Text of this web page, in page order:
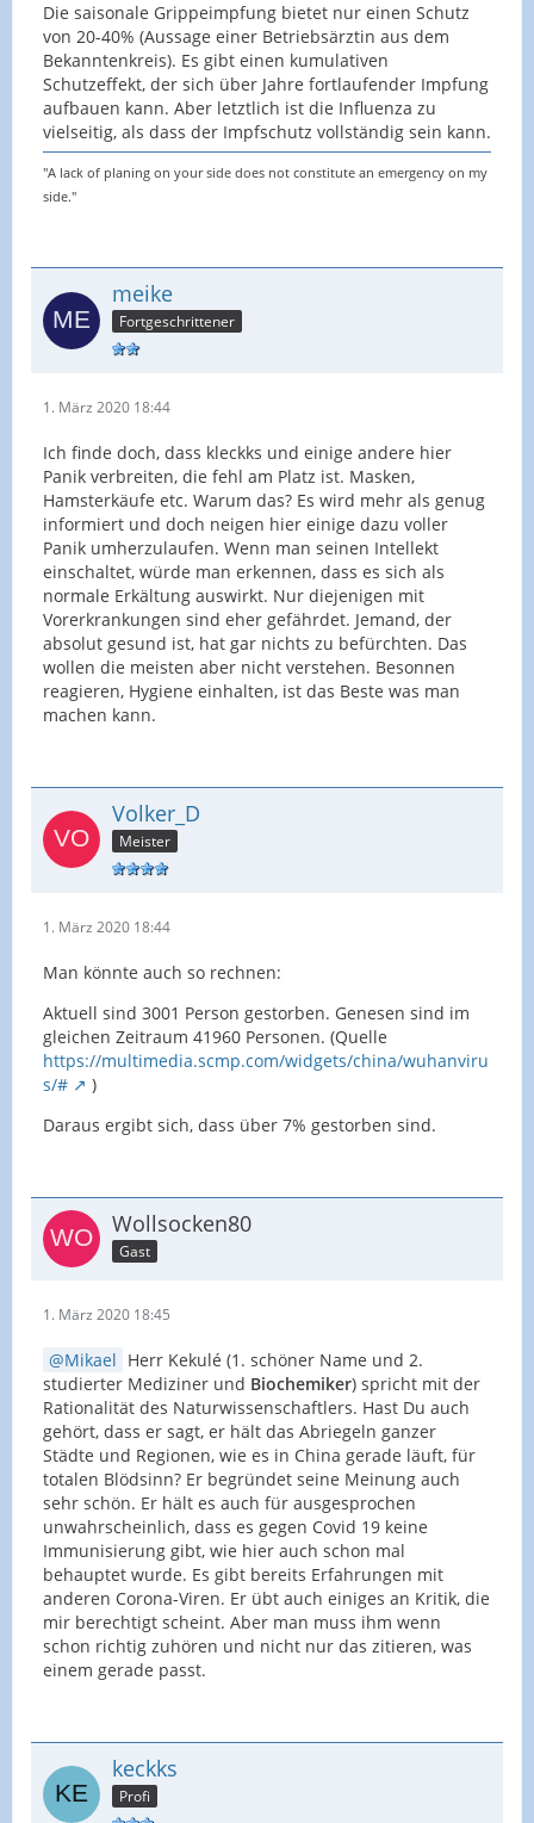
Die saisonale Grippeimpfung bietet nur einen Schutz
von 20-40% (Aussage einer Betriebsärztin aus dem
Bekanntenkreis). Es gibt einen kumulativen
Schutzeffekt, der sich über Jahre fortlaufender Impfung
aufbauen kann. Aber letztlich ist die Influenza zu
vielseitig, als dass der Impfschutz vollständig sein kann.
"A lack of planing on your side does not constitute an emergency on my
side."
meike
Fortgeschrittener
1. März 2020 18:44
Ich finde doch, dass kleckks und einige andere hier
Panik verbreiten, die fehl am Platz ist. Masken,
Hamsterkäufe etc. Warum das? Es wird mehr als genug
informiert und doch neigen hier einige dazu voller
Panik umherzulaufen. Wenn man seinen Intellekt
einschaltet, würde man erkennen, dass es sich als
normale Erkältung auswirkt. Nur diejenigen mit
Vorerkrankungen sind eher gefährdet. Jemand, der
absolut gesund ist, hat gar nichts zu befürchten. Das
wollen die meisten aber nicht verstehen. Besonnen
reagieren, Hygiene einhalten, ist das Beste was man
machen kann.
Volker_D
Meister
1. März 2020 18:44
Man könnte auch so rechnen:
Aktuell sind 3001 Person gestorben. Genesen sind im
gleichen Zeitraum 41960 Personen. (Quelle
https://multimedia.scmp.com/widgets/china/wuhanviru
s/#
)
Daraus ergibt sich, dass über 7% gestorben sind.
Wollsocken80
Gast
1. März 2020 18:45
Mikael Herr Kekulé (1. schöner Name und 2.
studierter Mediziner und Biochemiker) spricht mit der
Rationalität des Naturwissenschaftlers. Hast Du auch
gehört, dass er sagt, er hält das Abriegeln ganzer
Städte und Regionen, wie es in China gerade läuft, für
totalen Blödsinn? Er begründet seine Meinung auch
sehr schön. Er hält es auch für ausgesprochen
unwahrscheinlich, dass es gegen Covid 19 keine
Immunisierung gibt, wie hier auch schon mal
behauptet wurde. Es gibt bereits Erfahrungen mit
anderen Corona-Viren. Er übt auch einiges an Kritik, die
mir berechtigt scheint. Aber man muss ihm wenn
schon richtig zuhören und nicht nur das zitieren, was
einem gerade passt.
keckks
Profi